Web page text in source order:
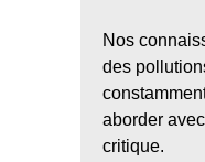
Nos
des
aborder
critique.